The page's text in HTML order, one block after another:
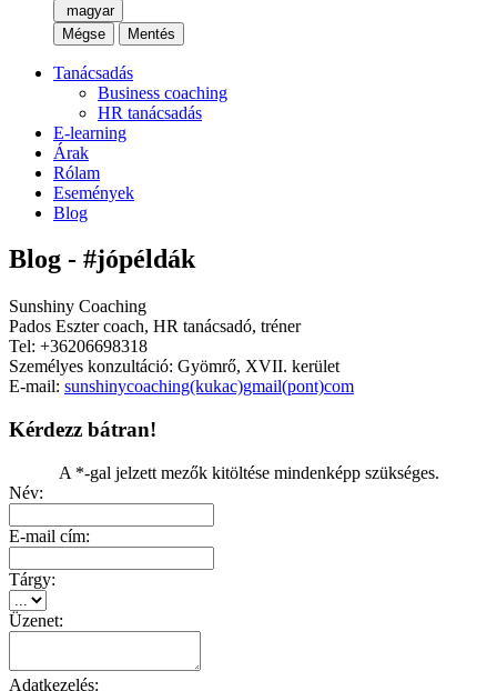
magyar
Mégse
Mentés
Tanácsadás
Business coaching
HR tanácsadás
E-learning
Árak
Rólam
Események
Blog
Blog - #jópéldák
Sunshiny Coaching
Pados Eszter coach, HR tanácsadó, tréner
Tel: +36206698318
Személyes konzultáció: Gyömrő, XVII. kerület
E-mail: sunshinycoaching(kukac)gmail(pont)com
Kérdezz bátran!
A *-gal jelzett mezők kitöltése mindenképp szükséges.
Név:
E-mail cím:
Tárgy:
Üzenet:
Adatkezelés: